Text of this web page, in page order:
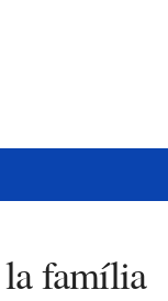
família